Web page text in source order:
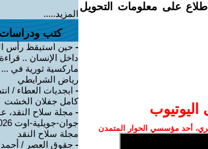
على معلومات التحويل
أحد مؤسسي الحوار المتمدن
المزيد.....
كتب ودراسات
- حين استيقظ رأس
داخل الإنسان .. قراءة
ماركسية ثورية في
رياض الشرايطي
- ابجديات العطاء /
كامل جفلان الخشت
- مجلة سلاح النقد،
مجلة سلاح النقد
- حقوق العصر / أحمد